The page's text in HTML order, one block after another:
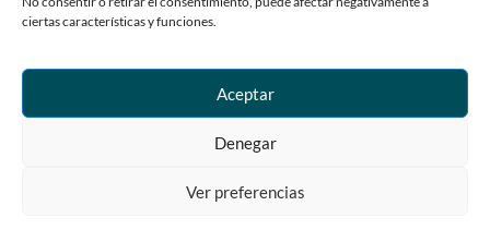
ciertas características y funciones.
Aceptar
Denegar
Ver preferencias
Sede del Ayuntamiento de Siero